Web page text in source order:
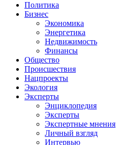
Политика
Бизнес
Экономика
Энергетика
Недвижимость
Финансы
Общество
Происшествия
Нацпроекты
Экология
Эксперты
Энциклопедия
Эксперты
Экспертные мнения
Личный взгляд
Интервью